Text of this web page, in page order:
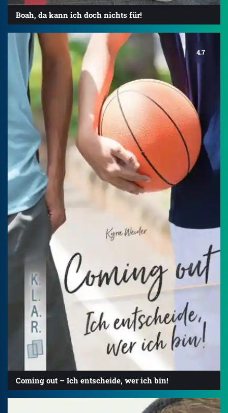
Boah, da kann ich doch nichts für!
4.7
Coming out – Ich entscheide, wer ich bin!